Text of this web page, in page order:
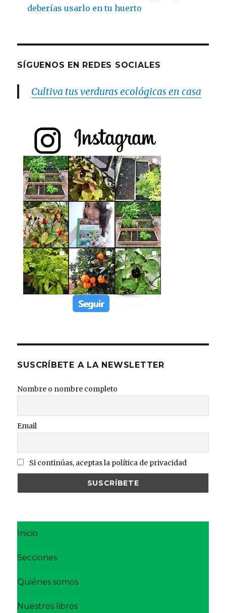
deberías usarlo en tu huerto
SÍGUENOS EN REDES SOCIALES
Cultiva tus verduras ecológicas en casa
SUSCRÍBETE A LA NEWSLETTER
Nombre o nombre completo
Email
Si continúas, aceptas la política de privacidad
Inicio
Secciones
Quiénes somos
Nuestros libros